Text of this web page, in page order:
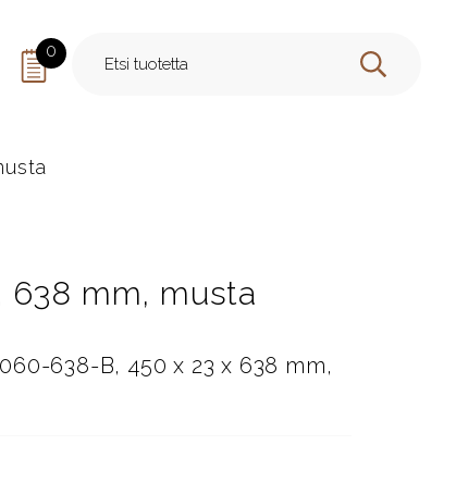
0
HAE
638 mm, musta
638-B, 450 x 23 x 638 mm,